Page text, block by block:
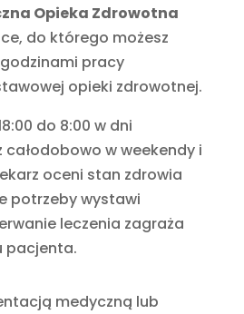
Opieka Zdrowotna
do którego możesz
pracy
opieki zdrowotnej.
do 8:00 w dni
w weekendy i
oceni stan zdrowia
potrzeby wystawi
leczenia zagraża
pacjenta.
medyczną lub